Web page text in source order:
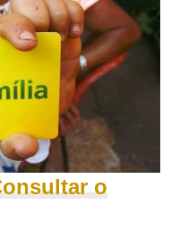
o